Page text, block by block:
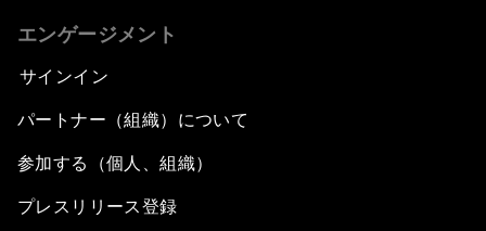
エンゲージメント
サインイン
パートナー（組織）について
参加する（個人、組織）
プレスリリース登録